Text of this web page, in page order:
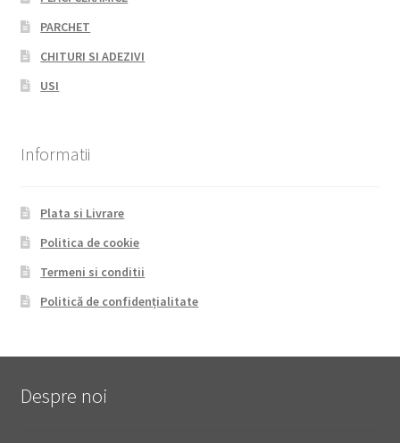
PARCHET
CHITURI SI ADEZIVI
USI
Informatii
Plata si Livrare
Politica de cookie
Termeni si conditii
Politică de confidențialitate
Despre noi